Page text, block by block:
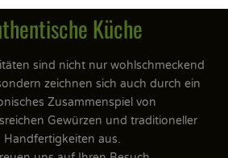
Küche
sind nicht nur wohlschmeckend
zeichnen sich auch durch ein
Zusammenspiel von
Gewürzen und traditioneller
Handfertigkeiten aus.